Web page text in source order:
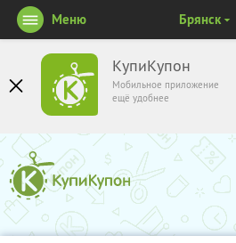
КупиКупон
Мобильное приложение
ещё удобнее
Меню Брянск